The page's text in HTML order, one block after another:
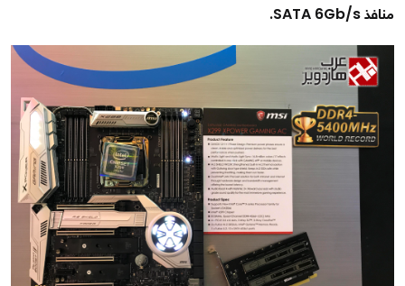
منافذ SATA 6Gb/s.